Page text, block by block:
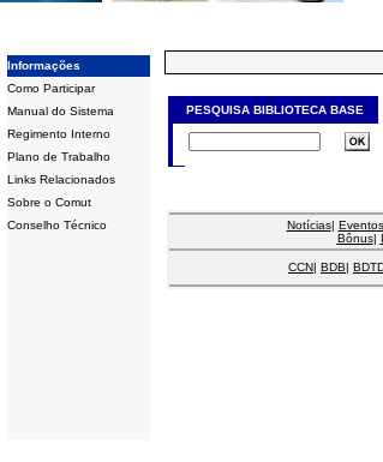
Informações
Como Participar
Manual do Sistema
Regimento Interno
Plano de Trabalho
Links Relacionados
Sobre o Comut
Conselho Técnico
PESQUISA BIBLIOTECA BASE
Notícias| Eventos
Bônus|
CCN| BDB|